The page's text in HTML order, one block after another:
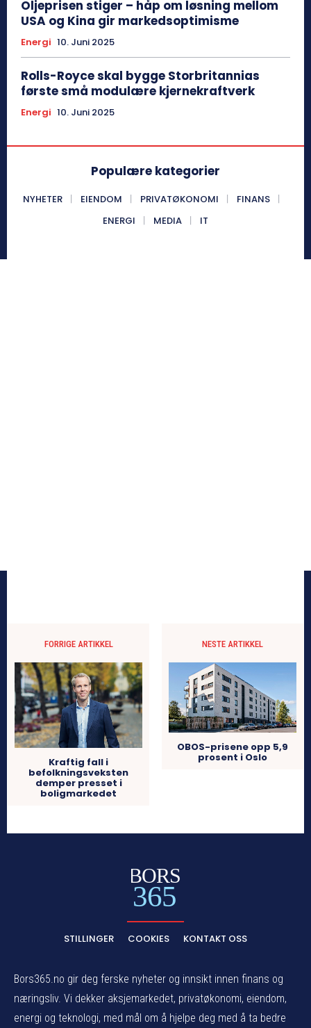
Oljeprisen stiger – håp om løsning mellom
USA og Kina gir markedsoptimisme
Energi 10. Juni 2025
Rolls-Royce skal bygge Storbritannias
første små modulære kjernekraftverk
Energi 10. Juni 2025
Populære kategorier
NYHETER EIENDOM PRIVATØKONOMI
FINANS
ENERGI
MEDIA IT
FORRIGE ARTIKKEL
Kraftig fall i
befolkningsveksten
demper presset i
boligmarkedet
NESTE ARTIKKEL
OBOS-prisene opp 5,9
prosent i Oslo
BORS
365
STILLINGER COOKIES KONTAKT OSS
Bors365.no gir deg ferske nyheter og innsikt innen finans og
næringsliv. Vi dekker aksjemarkedet, privatøkonomi, eiendom,
energi og teknologi, med mål om å hjelpe deg med å ta bedre